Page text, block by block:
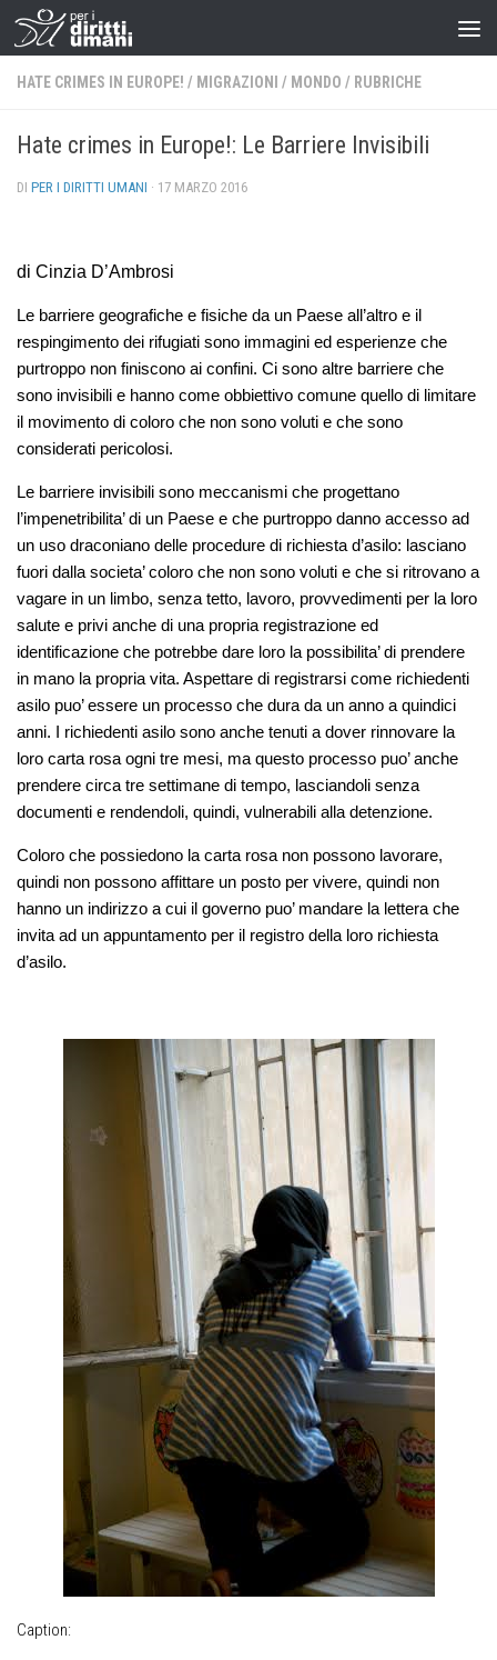
HATE CRIMES IN EUROPE! / MIGRAZIONI / MONDO / RUBRICHE
Hate crimes in Europe!: Le Barriere Invisibili
DI PER I DIRITTI UMANI · 17 MARZO 2016
di Cinzia D’Ambrosi
Le barriere geografiche e fisiche da un Paese all’altro e il
respingimento dei rifugiati sono immagini ed esperienze che
purtroppo non finiscono ai confini. Ci sono altre barriere che
sono invisibili e hanno come obbiettivo comune quello di limitare
il movimento di coloro che non sono voluti e che sono
considerati pericolosi.
Le barriere invisibili sono meccanismi che progettano
l’impenetribilita’ di un Paese e che purtroppo danno accesso ad
un uso draconiano delle procedure di richiesta d’asilo: lasciano
fuori dalla societa’ coloro che non sono voluti e che si ritrovano a
vagare in un limbo, senza tetto, lavoro, provvedimenti per la loro
salute e privi anche di una propria registrazione ed
identificazione che potrebbe dare loro la possibilita’ di prendere
in mano la propria vita. Aspettare di registrarsi come richiedenti
asilo puo’ essere un processo che dura da un anno a quindici
anni. I richiedenti asilo sono anche tenuti a dover rinnovare la
loro carta rosa ogni tre mesi, ma questo processo puo’ anche
prendere circa tre settimane di tempo, lasciandoli senza
documenti e rendendoli, quindi, vulnerabili alla detenzione.
Coloro che possiedono la carta rosa non possono lavorare,
quindi non possono affittare un posto per vivere, quindi non
hanno un indirizzo a cui il governo puo’ mandare la lettera che
invita ad un appuntamento per il registro della loro richiesta
d’asilo.
Caption: